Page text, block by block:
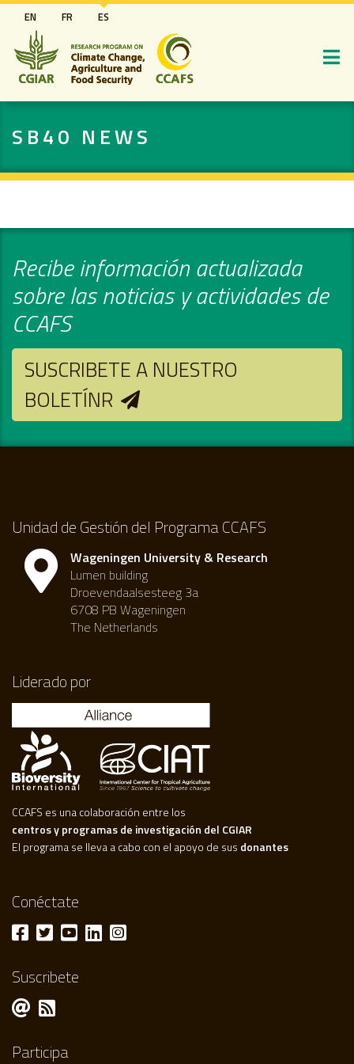
Pasar
al
contenido
principal
EN FR ES
SB40 NEWS
Recibe información actualizada
sobre las noticias y actividades de
CCAFS
SUSCRIBETE A NUESTRO
BOLETÍNR
Unidad de Gestión del Programa CCAFS
Wageningen University & Research
Lumen building
Droevendaalsesteeg 3a
6708 PB Wageningen
The Netherlands
Liderado por
CCAFS es una colaboración entre los
centros y programas de investigación del CGIAR
El programa se lleva a cabo con el apoyo de sus donantes
Conéctate
Suscribete
Participa